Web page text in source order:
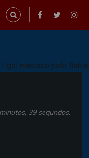
39 segundos.